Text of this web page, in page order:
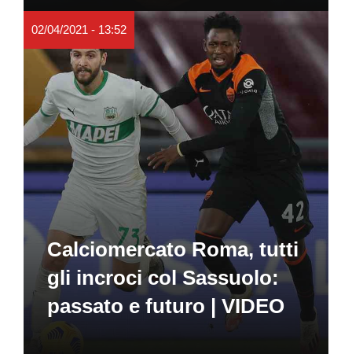
02/04/2021 - 13:52
Calciomercato Roma, tutti
gli incroci col Sassuolo:
passato e futuro | VIDEO